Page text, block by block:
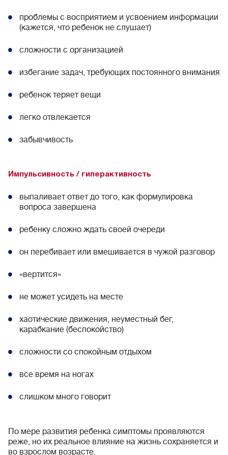
проблемы с восприятием и усвоением информации
(кажется, что ребенок не слушает)
сложности с организацией
избегание задач, требующих постоянного внимания
ребенок теряет вещи
легко отвлекается
забывчивость
Импульсивность / гиперактивность
выпаливает ответ до того, как формулировка
вопроса завершена
ребенку сложно ждать своей очереди
он перебивает или вмешивается в чужой разговор
«вертится»
не может усидеть на месте
хаотические движения, неуместный бег,
карабкание (беспокойство)
сложности со спокойным отдыхом
все время на ногах
слишком много говорит
По мере развития ребенка симптомы проявляются
реже, но их реальное влияние на жизнь сохраняется и
во взрослом возрасте.